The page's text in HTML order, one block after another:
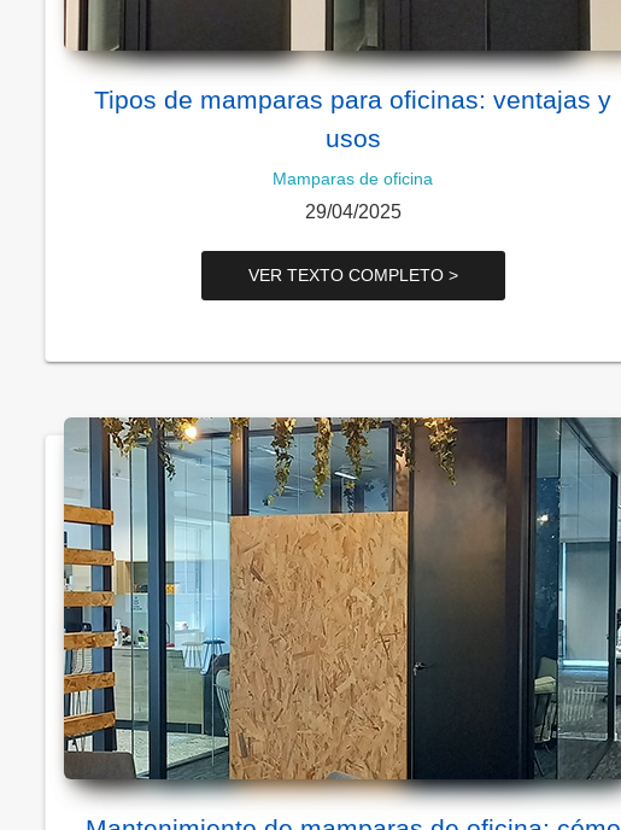
Tipos de mamparas para oficinas: ventajas y
usos
Mamparas de oficina
29/04/2025
VER TEXTO COMPLETO >